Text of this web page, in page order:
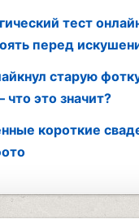
тест
перед
старую
это значит?
короткие